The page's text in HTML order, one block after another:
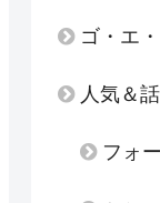
ゴ・エ
人気＆
フォ